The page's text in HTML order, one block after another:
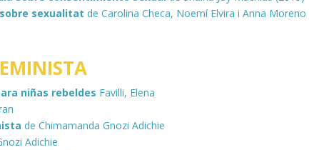
sexualitat de Carolina Checa, Noemí Elvira i Anna Moreno
niñas rebeldes Favilli, Elena
de Chimamanda Gnozi Adichie
Adichie